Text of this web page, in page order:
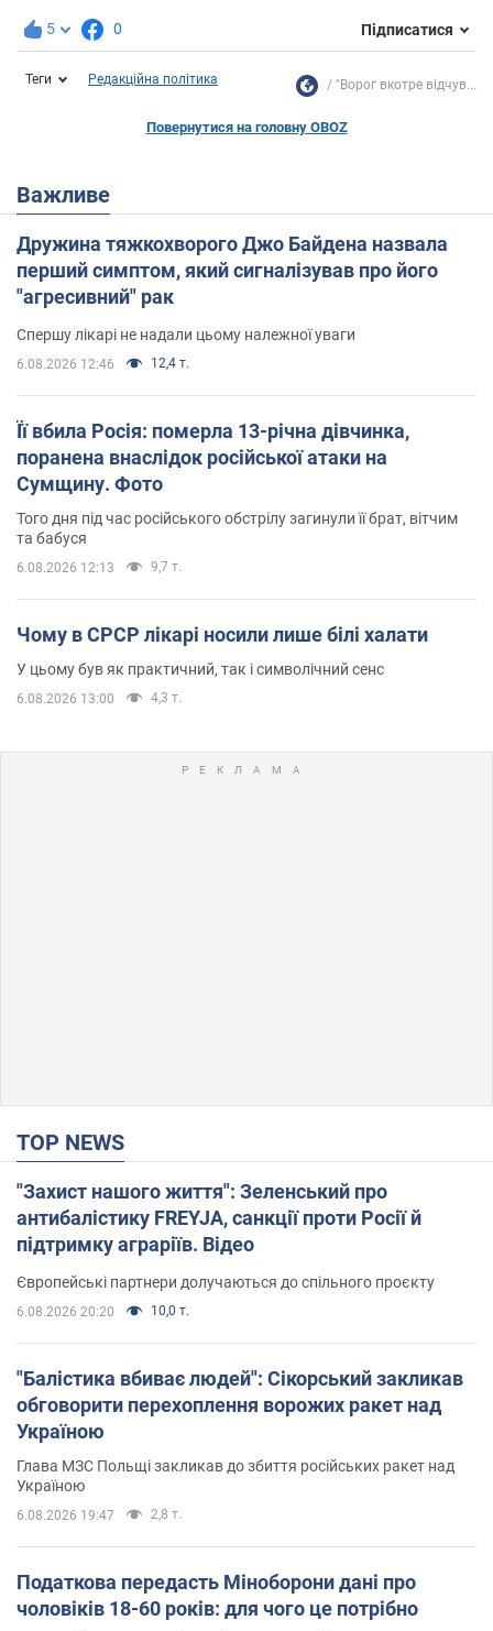
5 0 Підписатися
Теги Редакційна політика "Ворог вкотре відчув...
Повернутися на головну OBOZ
Важливе
Дружина тяжкохворого Джо Байдена назвала
перший симптом, який сигналізував про його
"агресивний" рак
Спершу лікарі не надали цьому належної уваги
6.08.2026 12:46 12,4 т.
Її вбила Росія: померла 13-річна дівчинка,
поранена внаслідок російської атаки на
Сумщину. Фото
Того дня під час російського обстрілу загинули її брат, вітчим
та бабуся
6.08.2026 12:13 9,7 т.
Чому в СРСР лікарі носили лише білі халати
У цьому був як практичний, так і символічний сенс
6.08.2026 13:00 4,3 т.
TOP NEWS
"Захист нашого життя": Зеленський про
антибалістику FREYJA, санкції проти Росії й
підтримку аграріїв. Відео
Європейські партнери долучаються до спільного проєкту
6.08.2026 20:20 10,0 т.
"Балістика вбиває людей": Сікорський закликав
обговорити перехоплення ворожих ракет над
Україною
Глава МЗС Польщі закликав до збиття російських ракет над
Україною
6.08.2026 19:47 2,8 т.
Податкова передасть Міноборони дані про
чоловіків 18-60 років: для чого це потрібно